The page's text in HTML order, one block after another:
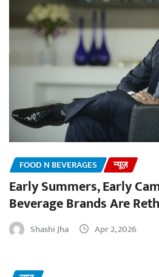
FOOD N BEVERAGES न्यूज़
Early Summers, Early
Beverage Brands Are
Shashi Jha Apr 2, 2026